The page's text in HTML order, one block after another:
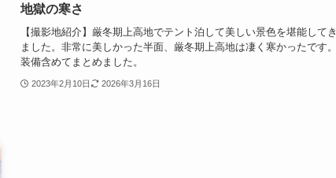
地獄の寒さ
【撮影地紹介】厳冬期上高地でテント泊して美しい景色を堪能してき
ました。非常に美しかった半面、厳冬期上高地は凄く寒かったです。
装備含めてまとめました。
2023年2月10日 2026年3月16日